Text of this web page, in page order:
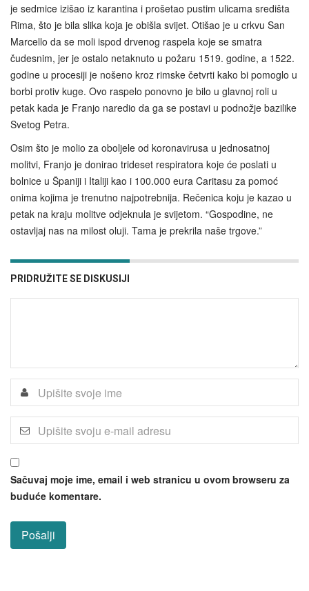
je sedmice izišao iz karantina i prošetao pustim ulicama središta
Rima, što je bila slika koja je obišla svijet. Otišao je u crkvu San
Marcello da se moli ispod drvenog raspela koje se smatra
čudesnim, jer je ostalo netaknuto u požaru 1519. godine, a 1522.
godine u procesiji je nošeno kroz rimske četvrti kako bi pomoglo u
borbi protiv kuge. Ovo raspelo ponovno je bilo u glavnoj roli u
petak kada je Franjo naredio da ga se postavi u podnožje bazilike
Svetog Petra.
Osim što je molio za oboljele od koronavirusa u jednosatnoj
molitvi, Franjo je donirao trideset respiratora koje će poslati u
bolnice u Španiji i Italiji kao i 100.000 eura Caritasu za pomoć
onima kojima je trenutno najpotrebnija. Rečenica koju je kazao u
petak na kraju molitve odjeknula je svijetom. “Gospodine, ne
ostavljaj nas na milost oluji. Tama je prekrila naše trgove.”
PRIDRUŽITE SE DISKUSIJI
Sačuvaj moje ime, email i web stranicu u ovom browseru za
buduće komentare.